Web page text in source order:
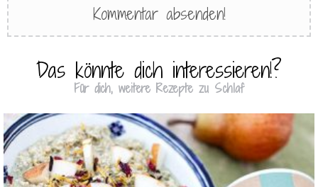
Das könnte dich interessieren!?
Für dich, weitere Rezepte zu Schlaf